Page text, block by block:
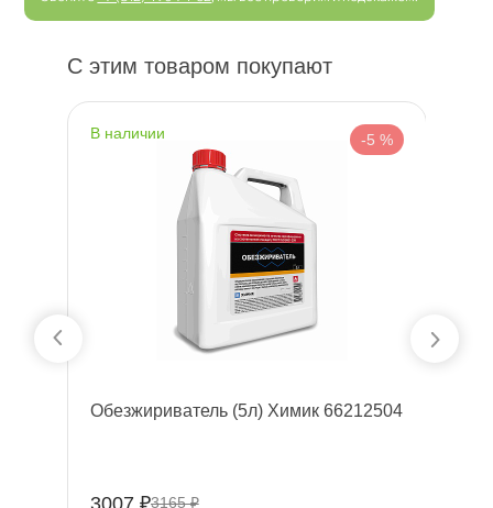
С этим товаром покупают
наличии -5 %
Обезжириватель (5л) Химик 66212504
3007 ₽3165 ₽